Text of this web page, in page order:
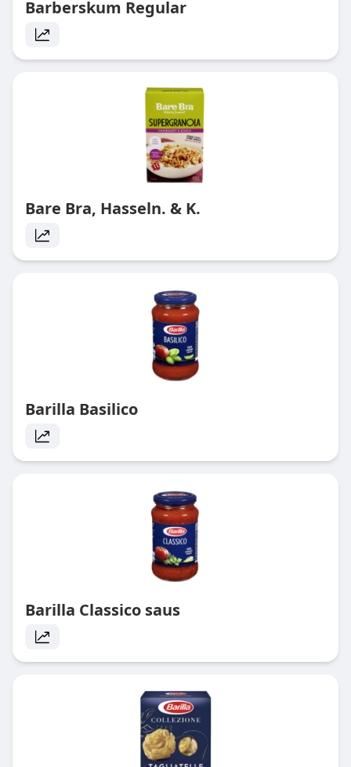
Barberskum Regular
Bare Bra, Hasseln. & K.
Barilla Basilico
Barilla Classico saus